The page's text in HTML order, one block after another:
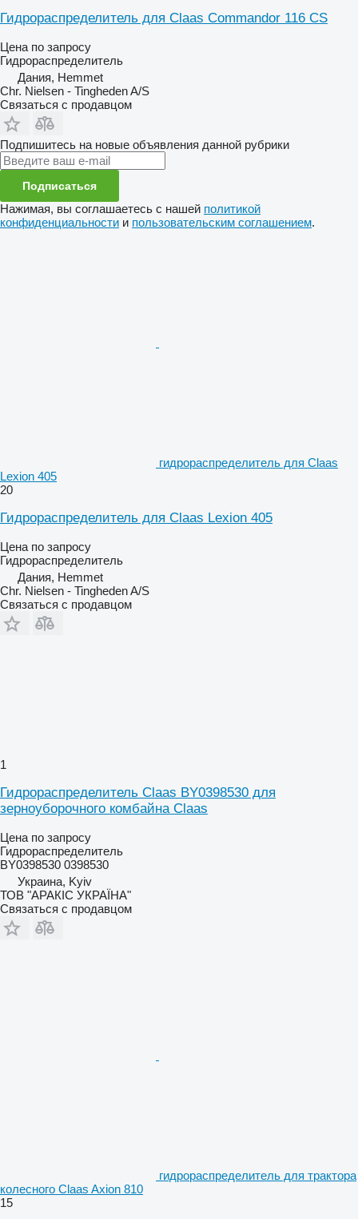
Гидрораспределитель для Claas Commandor 116 CS
Цена по запросу
Гидрораспределитель
Дания, Hemmet
Chr. Nielsen - Tingheden A/S
Связаться с продавцом
Подпишитесь на новые объявления данной рубрики
Подписаться
Нажимая, вы соглашаетесь с нашей политикой
конфиденциальности и пользовательским соглашением.
гидрораспределитель для Claas
Lexion 405
20
Гидрораспределитель для Claas Lexion 405
Цена по запросу
Гидрораспределитель
Дания, Hemmet
Chr. Nielsen - Tingheden A/S
Связаться с продавцом
1
Гидрораспределитель Claas BY0398530 для
зерноуборочного комбайна Claas
Цена по запросу
Гидрораспределитель
BY0398530 0398530
Украина, Kyiv
ТОВ "АРАКІС УКРАЇНА"
Связаться с продавцом
гидрораспределитель для трактора
колесного Claas Axion 810
15